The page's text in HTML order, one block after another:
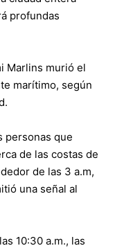
profundas
Marlins murió el
marítimo, según
personas que
de las costas de
de las 3 a.m,
una señal al
10:30 a.m., las